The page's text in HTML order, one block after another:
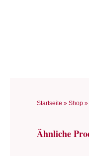
Startseite » Shop»
Ähnliche